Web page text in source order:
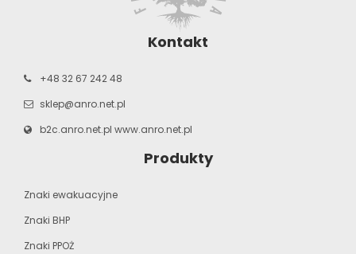
Kontakt
+48 32 67 242 48
sklep@anro.net.pl
b2c.anro.net.pl www.anro.net.pl
Produkty
Znaki ewakuacyjne
Znaki BHP
Znaki PPOŻ